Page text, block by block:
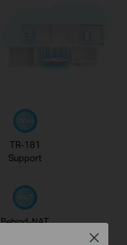
TR-181
Support
Behind-NAT
Close